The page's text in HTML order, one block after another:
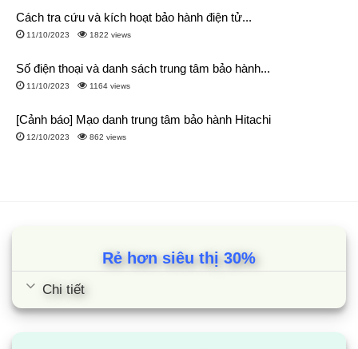
Cách tra cứu và kích hoạt bảo hành điện tử...
11/10/2023 1822 views
Số điện thoại và danh sách trung tâm bảo hành...
11/10/2023 1164 views
[Cảnh báo] Mạo danh trung tâm bảo hành Hitachi
12/10/2023 862 views
Rẻ hơn siêu thị 30%
Chi tiết